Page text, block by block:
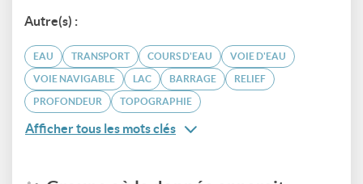
Autre(s) :
EAU TRANSPORT COURS D'EAU VOIE D'EAU
VOIE NAVIGABLE LAC BARRAGE RELIEF
PROFONDEUR TOPOGRAPHIE
Afficher tous les mots clés